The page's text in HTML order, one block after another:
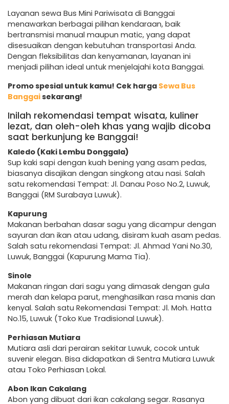
Layanan sewa Bus Mini Pariwisata di Banggai
menawarkan berbagai pilihan kendaraan, baik
bertransmisi manual maupun matic, yang dapat
disesuaikan dengan kebutuhan transportasi Anda.
Dengan fleksibilitas dan kenyamanan, layanan ini
menjadi pilihan ideal untuk menjelajahi kota Banggai.
Promo spesial untuk kamu! Cek harga Sewa Bus
Banggaisekarang!
Inilah rekomendasi tempat wisata, kuliner
lezat, dan oleh-oleh khas yang wajib dicoba
saat berkunjung ke Banggai!
Kaledo (Kaki Lembu Donggala)
Sup kaki sapi dengan kuah bening yang asam pedas,
biasanya disajikan dengan singkong atau nasi. Salah
satu rekomendasi Tempat: Jl. Danau Poso No.2, Luwuk,
Banggai (RM Surabaya Luwuk).
Kapurung
Makanan berbahan dasar sagu yang dicampur dengan
sayuran dan ikan atau udang, disiram kuah asam pedas.
Salah satu rekomendasi Tempat: Jl. Ahmad Yani No.30,
Luwuk, Banggai (Kapurung Mama Tia).
Sinole
Makanan ringan dari sagu yang dimasak dengan gula
merah dan kelapa parut, menghasilkan rasa manis dan
kenyal. Salah satu Rekomendasi Tempat: Jl. Moh. Hatta
No.15, Luwuk (Toko Kue Tradisional Luwuk).
Perhiasan Mutiara
Mutiara asli dari perairan sekitar Luwuk, cocok untuk
suvenir elegan. Bisa didapatkan di Sentra Mutiara Luwuk
atau Toko Perhiasan Lokal.
Abon Ikan Cakalang
Abon yang dibuat dari ikan cakalang segar. Rasanya